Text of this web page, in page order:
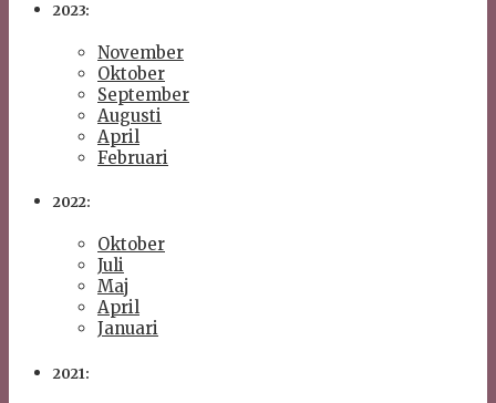
2023:
November
Oktober
September
Augusti
April
Februari
2022:
Oktober
Juli
Maj
April
Januari
2021: